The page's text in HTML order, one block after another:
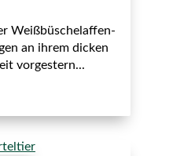
Weißbüschelaffen-
an ihrem dicken
vorgestern...